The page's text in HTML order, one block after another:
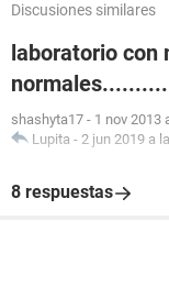
Discusiones similares
laboratorio con
shashyta17 - 1 nov 2013
Lupita - 2 jun 2019 a
8 respuestas